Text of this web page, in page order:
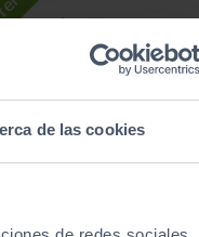
de las cookies
- 5.000